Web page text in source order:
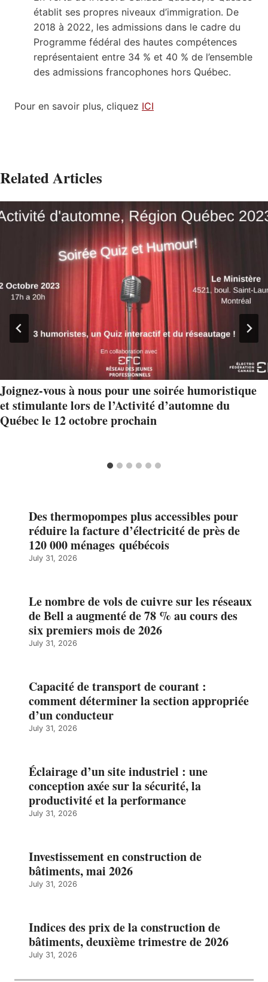
établit ses propres niveaux d’immigration. De
2018 à 2022, les admissions dans le cadre du
Programme fédéral des hautes compétences
représentaient entre 34 % et 40 % de l’ensemble
des admissions francophones hors Québec.
Pour en savoir plus, cliquez ICI
Related Articles
Joignez-vous à nous pour une soirée humoristique
et stimulante lors de l’Activité d’automne du
Québec le 12 octobre prochain
Des thermopompes plus accessibles pour
réduire la facture d’électricité de près de
120 000 ménages québécois
July 31, 2026
Le nombre de vols de cuivre sur les réseaux
de Bell a augmenté de 78 % au cours des
six premiers mois de 2026
July 31, 2026
Capacité de transport de courant :
comment déterminer la section appropriée
d’un conducteur
July 31, 2026
Éclairage d’un site industriel : une
conception axée sur la sécurité, la
productivité et la performance
July 31, 2026
Investissement en construction de
bâtiments, mai 2026
July 31, 2026
Indices des prix de la construction de
bâtiments, deuxième trimestre de 2026
July 31, 2026